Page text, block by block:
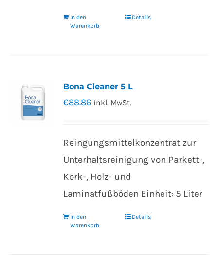
In den
Warenkorb
Details
Bona Cleaner 5 L
€88.86 inkl. MwSt.
Reingungsmittelkonzentrat zur
Unterhaltsreinigung von Parkett-,
Kork-, Holz- und
Laminatfußböden Einheit: 5 Liter
In den
Warenkorb
Details